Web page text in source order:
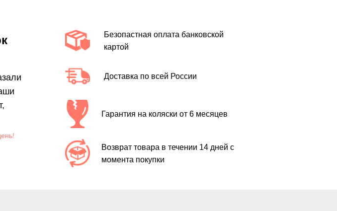
Возврат товара в течении 14 дней с
момента покупки
Гарантия на коляски от 6 месяцев
Безопастная оплата банковской
картой
Доставка по всей России